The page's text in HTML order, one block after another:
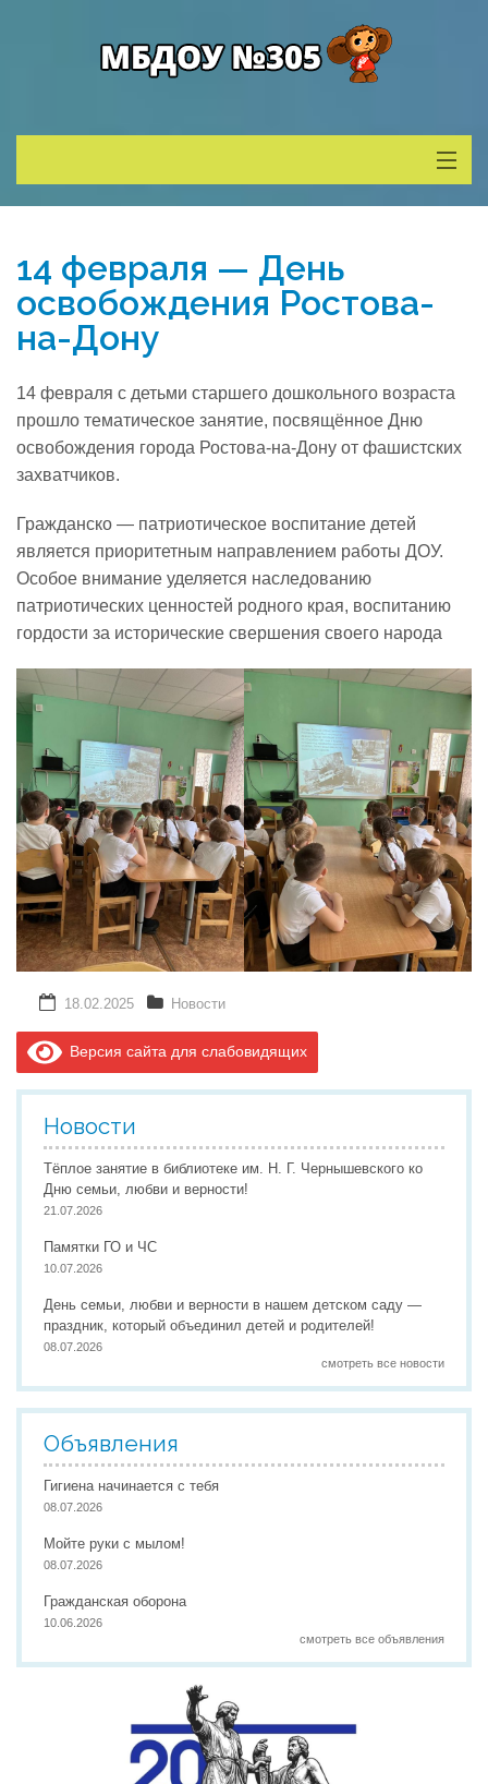
Деятельность
Родителям
Учитель года
Противодействие коррупции
Реализация соц заказа
Напишите нам
14 февраля — День
освобождения Ростова-
на-Дону
14 февраля с детьми старшего дошкольного возраста
прошло тематическое занятие, посвящённое Дню
освобождения города Ростова-на-Дону от фашистских
захватчиков.
Гражданско — патриотическое воспитание детей
является приоритетным направлением работы ДОУ.
Особое внимание уделяется наследованию
патриотических ценностей родного края, воспитанию
гордости за исторические свершения своего народа
18.02.2025 Новости
Версия сайта для слабовидящих
Новости
Тёплое занятие в библиотеке им. Н. Г. Чернышевского ко
Дню семьи, любви и верности!
21.07.2026
Памятки ГО и ЧС
10.07.2026
День семьи, любви и верности в нашем детском саду —
праздник, который объединил детей и родителей!
08.07.2026
смотреть все новости
Объявления
Гигиена начинается с тебя
08.07.2026
Мойте руки с мылом!
08.07.2026
Гражданская оборона
10.06.2026
смотреть все объявления